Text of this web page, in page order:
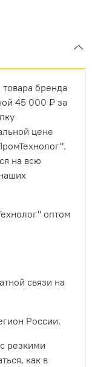
товара бренда
45 000 ₽ за
цене
на всю
оптом
связи на
России.
резкими
как в